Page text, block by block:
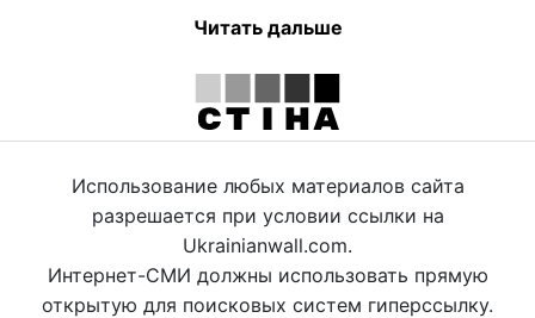
Читать дальше
Использование любых материалов сайта
разрешается при условии ссылки на
Ukrainianwall.com.
Интернет-СМИ должны использовать прямую
открытую для поисковых систем гиперссылку.